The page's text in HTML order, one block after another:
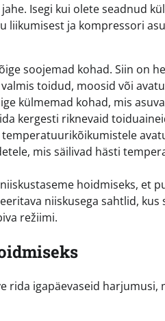
Isegi kui olete seadnud
ja kompressori
soojemad kohad. Siin on
toidud, moosid või
külmemad kohad, mis
kergesti riknevaid
mis säilivad hästi
hoidmiseks, et
niiskusega sahtlid, kus
režiimi.
rida igapäevaseid